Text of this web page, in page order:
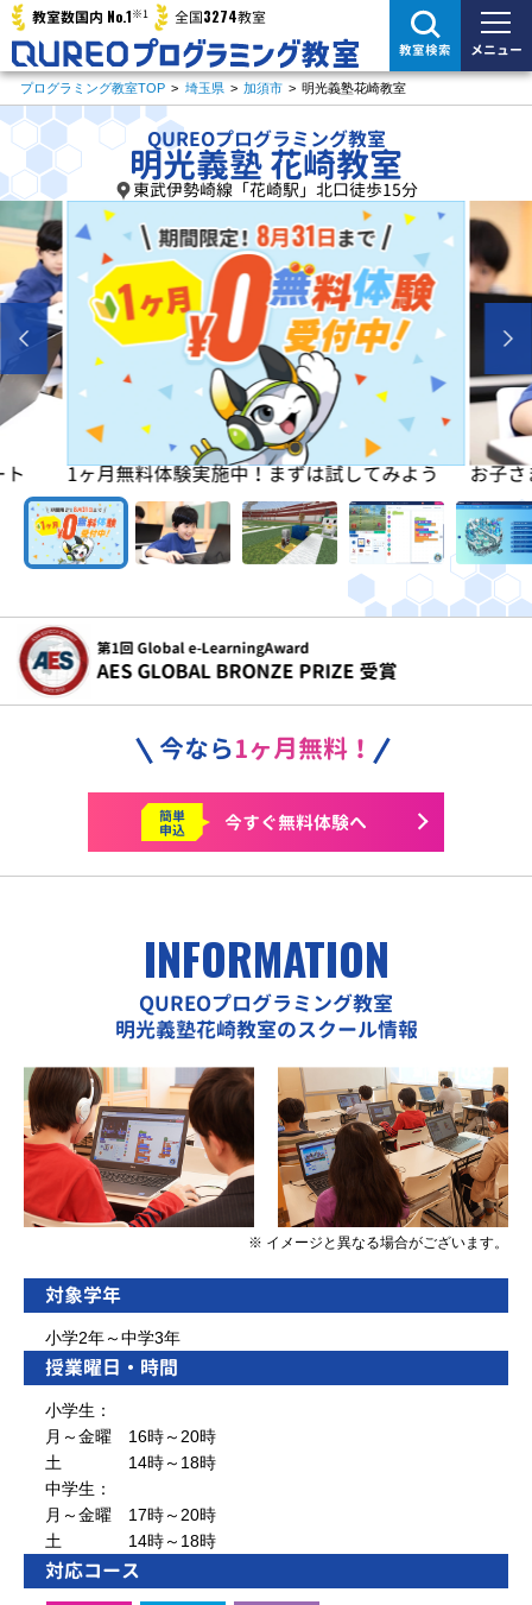
教室数国内 No.1※1 全国3274教室
教室検索 メニュー
プログラミング教室TOP > 埼玉県 > 加須市 > 明光義塾花崎教室
QUREOプログラミング教室
明光義塾 花崎教室
東武伊勢崎線「花崎駅」北口徒歩15分
う お子さまの「楽しい」を学びの原動力に！ 初め
令和5年度
文部科学省 こども霞が関見学デー 参画
今なら1ヶ月無料！
簡単
申込 今すぐ無料体験へ
INFORMATION
QUREOプログラミング教室
明光義塾花崎教室のスクール情報
※ イメージと異なる場合がございます。
対象学年
小学2年～中学3年
授業曜日・時間
小学生：
月～金曜 16時～20時
土 14時～18時
中学生：
月～金曜 17時～20時
土 14時～18時
対応コース